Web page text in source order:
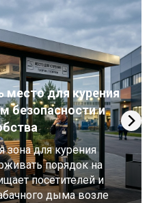
место для курения
безопасности и
зона для курения
порядок на
посетителей и
дыма возле